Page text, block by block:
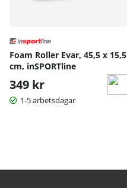
Foam Roller Evar, 45,5 x 15,5
cm, inSPORTline
349 kr
1-5 arbetsdagar